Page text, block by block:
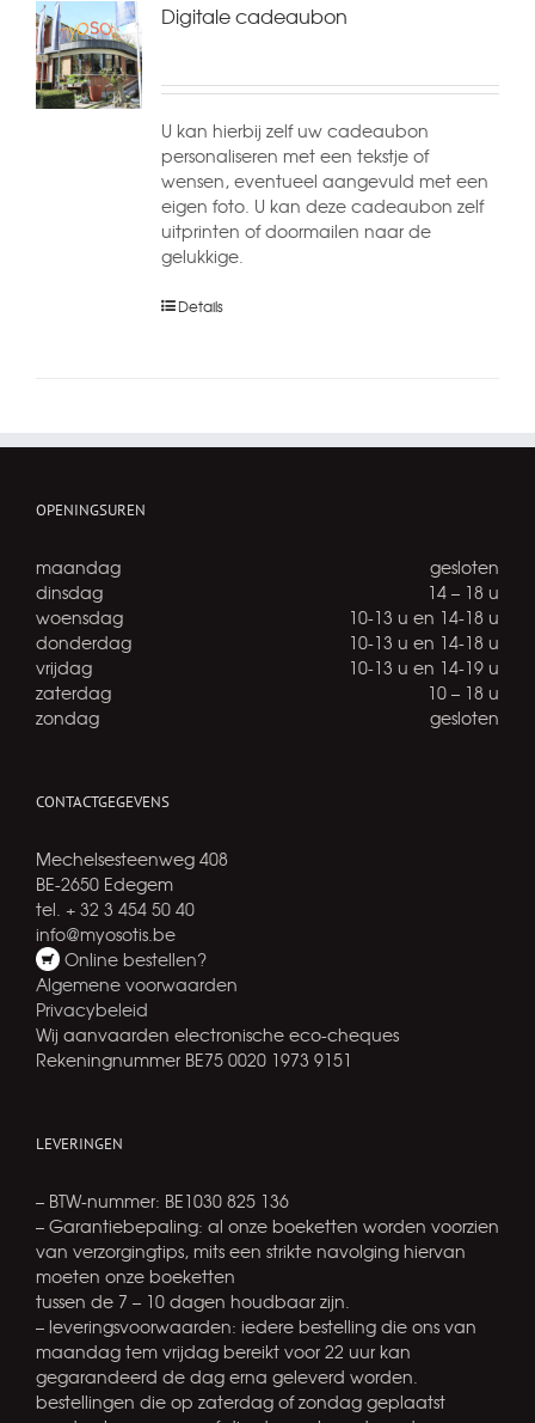
Digitale cadeaubon
U kan hierbij zelf uw cadeaubon
personaliseren met een tekstje of
wensen, eventueel aangevuld met een
eigen foto. U kan deze cadeaubon zelf
uitprinten of doormailen naar de
gelukkige.
Details
OPENINGSUREN
maandag
gesloten
dinsdag
14 – 18 u
woensdag
10-13 u en 14-18 u
donderdag
10-13 u en 14-18 u
vrijdag
10-13 u en 14-19 u
zaterdag
10 – 18 u
zondag
gesloten
CONTACTGEGEVENS
Mechelsesteenweg 408
BE-2650 Edegem
tel. + 32 3 454 50 40
info@myosotis.be
Online bestellen?
Algemene voorwaarden
Privacybeleid
Wij aanvaarden electronische eco-cheques
Rekeningnummer BE75 0020 1973 9151
LEVERINGEN
– BTW-nummer: BE1030 825 136
– Garantiebepaling: al onze boeketten worden voorzien
van verzorgingtips, mits een strikte navolging hiervan
moeten onze boeketten
tussen de 7 – 10 dagen houdbaar zijn.
– leveringsvoorwaarden: iedere bestelling die ons van
maandag tem vrijdag bereikt voor 22 uur kan
gegarandeerd de dag erna geleverd worden.
bestellingen die op zaterdag of zondag geplaatst